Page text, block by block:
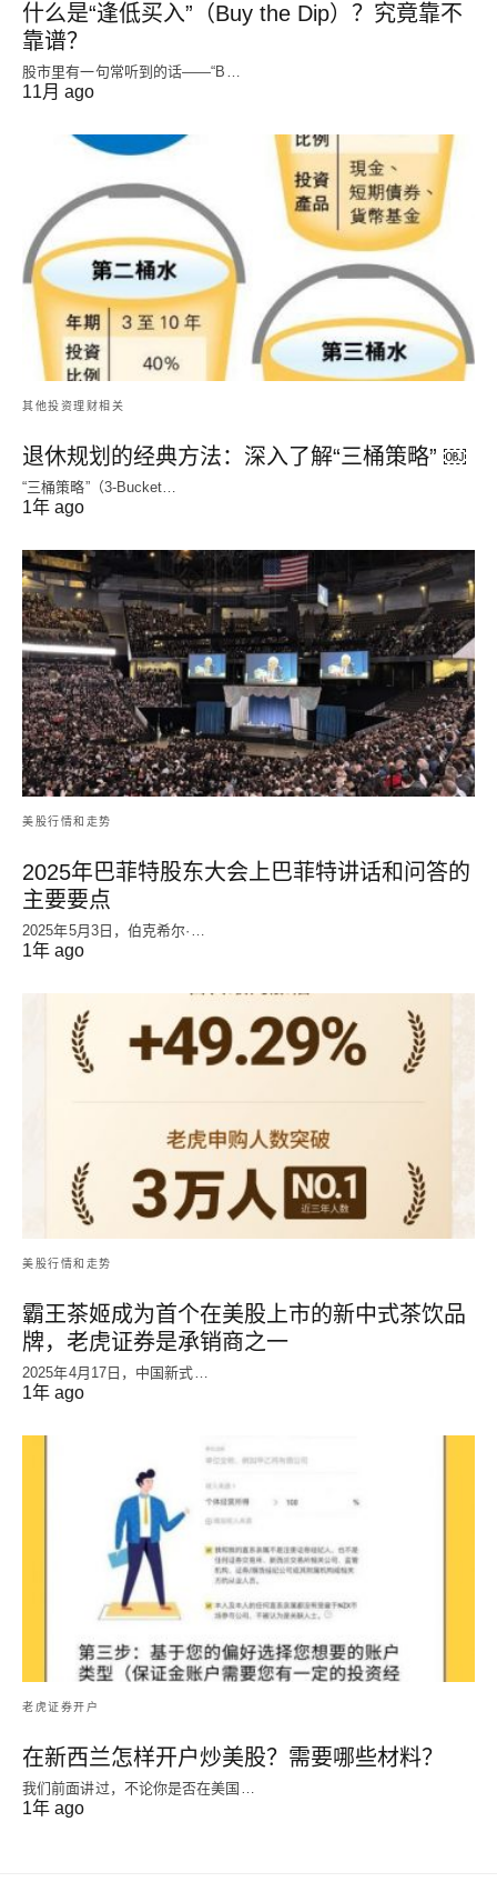
什么是“逢低买入”（Buy the Dip）？究竟靠不
靠谱？
股市里有一句常听到的话——“B…
11月 ago
其他投资理财相关
退休规划的经典方法：深入了解“三桶策略” ￼
“三桶策略”（3-Bucket…
1年 ago
美股行情和走势
2025年巴菲特股东大会上巴菲特讲话和问答的
主要要点
2025年5月3日，伯克希尔·…
1年 ago
美股行情和走势
霸王茶姬成为首个在美股上市的新中式茶饮品
牌，老虎证券是承销商之一
2025年4月17日，中国新式…
1年 ago
老虎证券开户
在新西兰怎样开户炒美股？需要哪些材料？
我们前面讲过，不论你是否在美国…
1年 ago